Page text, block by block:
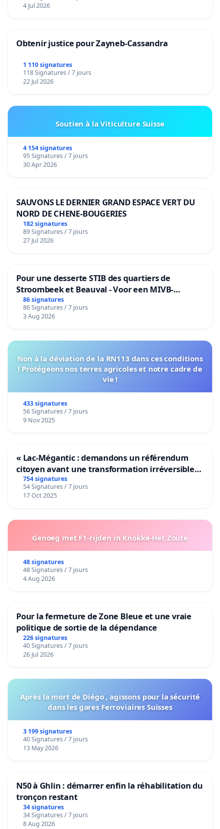
4 Jul 2026
Obtenir justice pour Zayneb-Cassandra
1 110 signatures
118 Signatures / 7 jours
22 Jul 2026
Soutien à la Viticulture Suisse
4 154 signatures
95 Signatures / 7 jours
30 Apr 2026
SAUVONS LE DERNIER GRAND ESPACE VERT DU
NORD DE CHENE-BOUGERIES
182 signatures
89 Signatures / 7 jours
27 Jul 2026
Pour une desserte STIB des quartiers de
Stroombeek et Beauval - Voor een MIVB-
bediening van de wijken Strombeek en Het
Voor
86 signatures
86 Signatures / 7 jours
3 Aug 2026
Non à la déviation de la RN113 dans ces conditions
! Protégeons nos terres agricoles et notre cadre de
vie !
433 signatures
56 Signatures / 7 jours
9 Nov 2025
« Lac-Mégantic : demandons un référendum
citoyen avant une transformation irréversible
de notre territoire »
754 signatures
54 Signatures / 7 jours
17 Oct 2025
Genoeg met F1-rijden in Knokke-Het Zoute
48 signatures
48 Signatures / 7 jours
4 Aug 2026
Pour la fermeture de Zone Bleue et une vraie
politique de sortie de la dépendance
226 signatures
40 Signatures / 7 jours
26 Jul 2026
Après la mort de Diégo , agissons pour la sécurité
dans les gares Ferroviaires Suisses
3 199 signatures
40 Signatures / 7 jours
13 May 2026
N50 à Ghlin : démarrer enfin la réhabilitation du
tronçon restant
34 signatures
34 Signatures / 7 jours
8 Aug 2026